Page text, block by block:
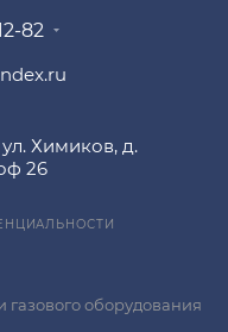
82
Химиков, д.
26
оборудования